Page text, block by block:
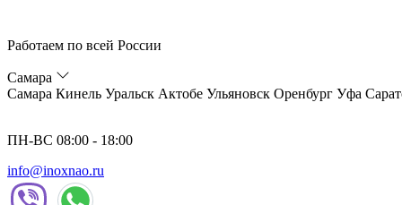
Работаем по всей России
Самара
Самара Кинель Уральск Актобе Ульяновск Оренбург Уфа
ПН-ВС 08:00 - 18:00
info@inoxnao.ru